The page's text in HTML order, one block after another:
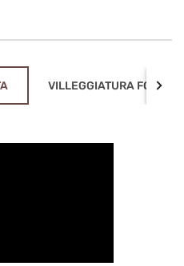
VILLEGGIATURA FONDUE